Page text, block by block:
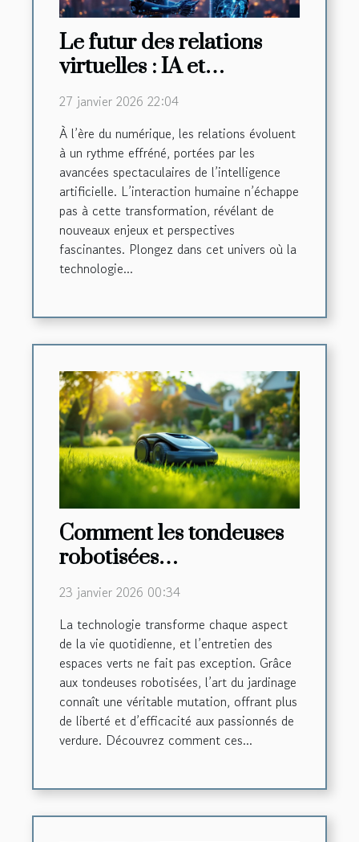
Le futur des relations
virtuelles : IA et
interaction humaine
27 janvier 2026 22:04
À l’ère du numérique, les relations évoluent
à un rythme effréné, portées par les
avancées spectaculaires de l’intelligence
artificielle. L’interaction humaine n’échappe
pas à cette transformation, révélant de
nouveaux enjeux et perspectives
fascinantes. Plongez dans cet univers où la
technologie...
Comment les tondeuses
robotisées
révolutionnent-elles
l'entretien des jardins ?
23 janvier 2026 00:34
La technologie transforme chaque aspect
de la vie quotidienne, et l’entretien des
espaces verts ne fait pas exception. Grâce
aux tondeuses robotisées, l’art du jardinage
connaît une véritable mutation, offrant plus
de liberté et d’efficacité aux passionnés de
verdure. Découvrez comment ces...